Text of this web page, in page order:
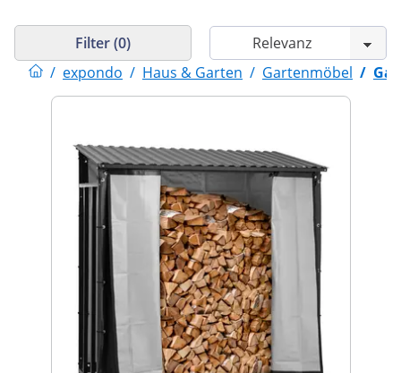
/ expondo / Haus & Garten / Gartenmöbel /
Filter (0)